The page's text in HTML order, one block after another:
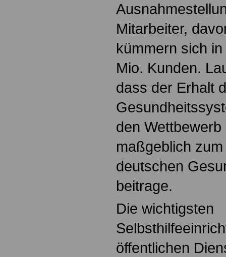
Mitarbeiter,
kümmern sich
Mio. Kunden.
dass der Erhalt
den
maßgeblich
deutschen
beitrage.
Die wichtigsten
öffentlichen